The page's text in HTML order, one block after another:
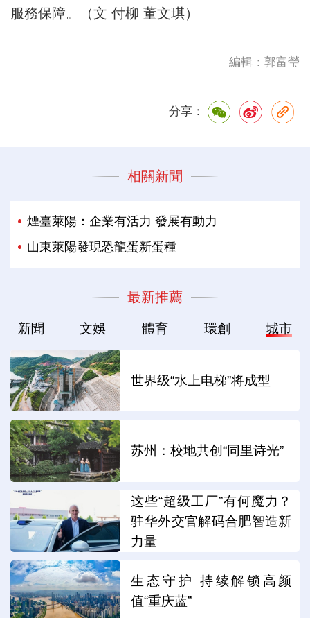
服務保障。（文 付柳 董文琪）
編輯：郭富瑩
分享：
相關新聞
煙臺萊陽：企業有活力 發展有動力
山東萊陽發現恐龍蛋新蛋種
最新推薦
新聞 文娛 體育 環創 城市
世界级“水上电梯”将成型
苏州：校地共创“同里诗光”
这些“超级工厂”有何魔力？
驻华外交官解码合肥智造新
力量
生态守护 持续解锁高颜
值“重庆蓝”